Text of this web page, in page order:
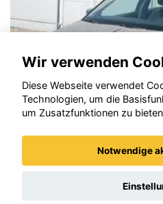
Wir verwenden
Diese Webseite verwendet
Technologien, um die
um Zusatzfunktionen zu
Notwendige